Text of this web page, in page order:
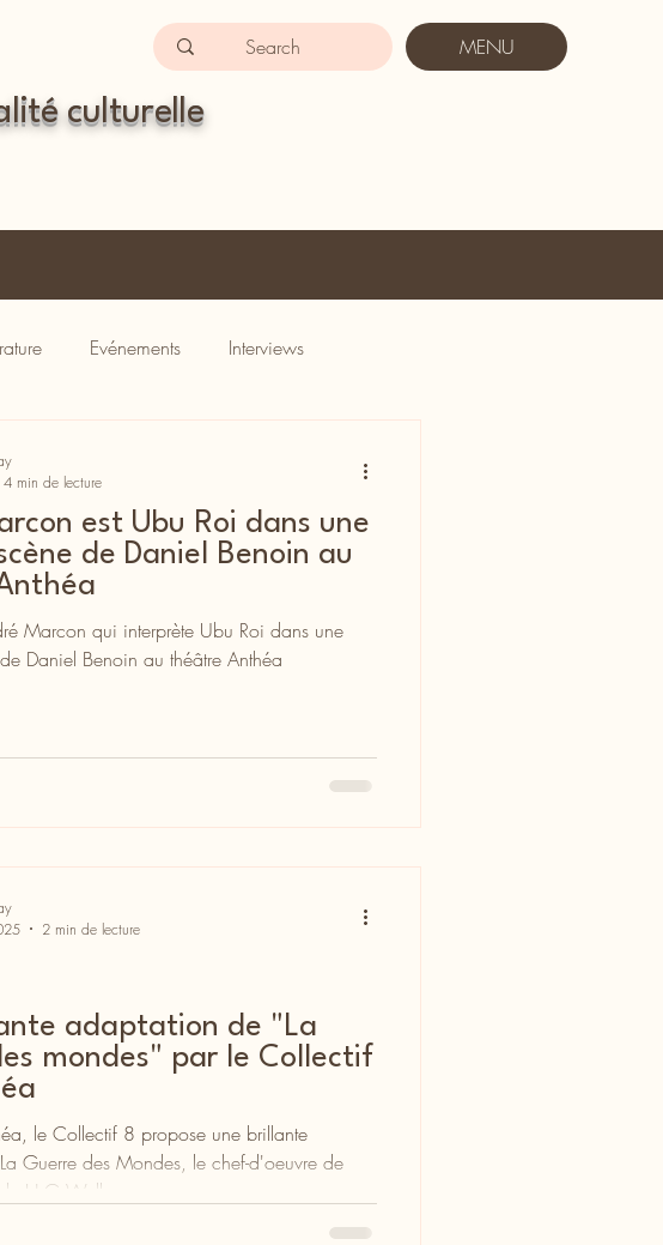
MENU
culturelle
Evénements Interviews
est Ubu Roi dans une
de Daniel Benoin au
Marcon qui interprète Ubu Roi dans une
Daniel Benoin au théâtre Anthéa
4 min de lecture
adaptation de "La
mondes" par le Collectif
le Collectif 8 propose une brillante
Guerre des Mondes, le chef-d'oeuvre de
H.G Wells
2 min de lecture